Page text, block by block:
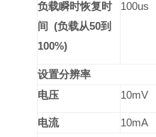
负载瞬时恢复时
间
(负载从50到
100%)
100us
设置分辨率
电压
10mV
电流
10mA